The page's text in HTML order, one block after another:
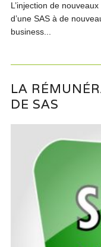
L’injection de
d’une SAS à de
business...
LA
DE SAS